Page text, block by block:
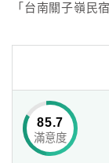
球
網
「台南關子嶺民
以遺世獨立之姿
潺潺溪水流過翁
或可前往鄰近的
先祖廟、大凍山
碧雲景觀公園等
85.7
滿意度